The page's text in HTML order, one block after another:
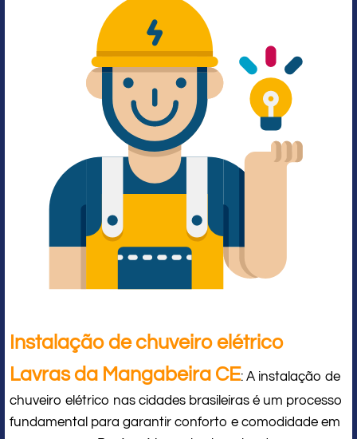
Instalação de chuveiro elétrico
Lavras da Mangabeira CE: A instalação de
chuveiro elétrico nas cidades brasileiras é um processo
fundamental para garantir conforto e comodidade em